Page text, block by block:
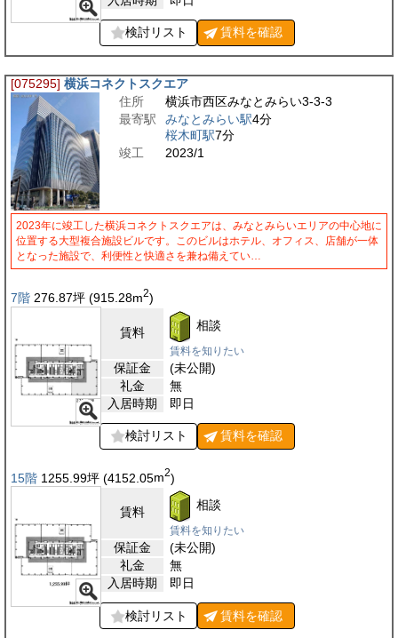
検討リスト 賃料を確認
[075295] 横浜コネクトスクエア
住所
横浜市西区みなとみらい3-3-3
最寄駅
みなとみらい駅4分
桜木町駅7分
竣工
2023/1
2023年に竣工した横浜コネクトスクエアは、みなとみらいエリアの中心地に
位置する大型複合施設ビルです。このビルはホテル、オフィス、店舗が一体
となった施設で、利便性と快適さを兼ね備えてい…
7階 276.87坪 (915.28m2)
賃料 相談
賃料を知りたい
保証金
(未公開)
礼金
無
入居時期
即日
検討リスト 賃料を確認
15階 1255.99坪 (4152.05m2)
賃料 相談
賃料を知りたい
保証金
(未公開)
礼金
無
入居時期
即日
検討リスト 賃料を確認